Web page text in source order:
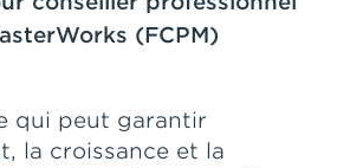
(FCPM)
qui peut garantir
la croissance et la